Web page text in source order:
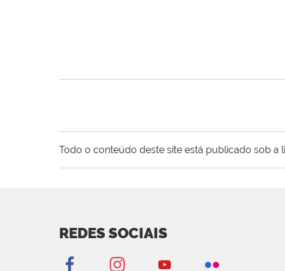
Todo o conteúdo deste site está publicado sob a
REDES SOCIAIS